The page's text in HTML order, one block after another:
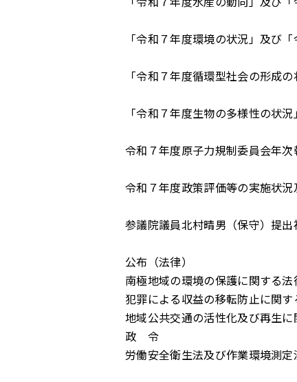
「令和７年度環境の状況」及び
「令和７年度循環型社会の形成
「令和７年度生物の多様性の状
令和７年度原子力規制委員会年次
令和７年度政策評価等の実施状
参議院議員北村晴男（保守）提
公布（法律）
南極地域の環境の保護に関する法
犯罪による収益の移転防止に関す
地域公共交通の活性化及び再生に
政 令
労働安全衛生法及び作業環境測